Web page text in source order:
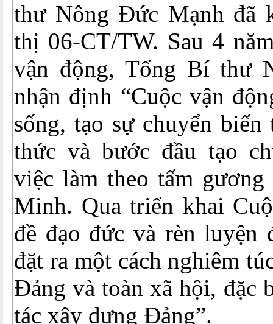
thư Nông Đức Mạnh đã
thị 06-CT/TW. Sau 4
vận động, Tổng Bí thư
nhận định “Cuộc vận
sống, tạo sự chuyển
thức và bước đầu tạo
việc làm theo tấm
Minh. Qua triển khai
đề đạo đức và rèn luyện
đặt ra một cách nghiêm
Đảng và toàn xã hội, đặc
tác xây dựng Đảng”.